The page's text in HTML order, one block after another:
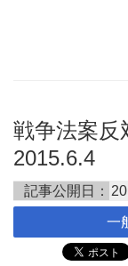
戦争法案反
2015.6.4
記事公開日：
一